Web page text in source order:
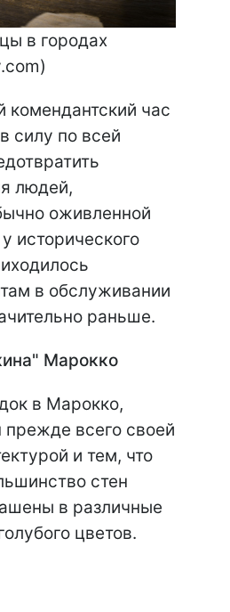
в городах
комендантский час
силу по всей
людей,
оживленной
исторического
в обслуживании
раньше.
Марокко
в Марокко,
прежде всего своей
и тем, что
стен
в различные
цветов.